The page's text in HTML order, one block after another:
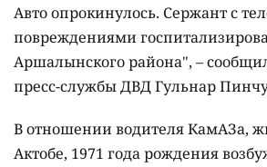
Авто опрокинулось. Сержант с
повреждениями
Аршалынского района", –
пресс-службы ДВД Гульнар
В отношении водителя КамАЗа,
Актобе, 1971 года рождения